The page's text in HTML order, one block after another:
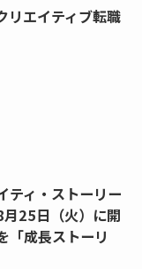
リエイティブ転職
ティ・ストーリー
25日（火）に開
成長ストーリ